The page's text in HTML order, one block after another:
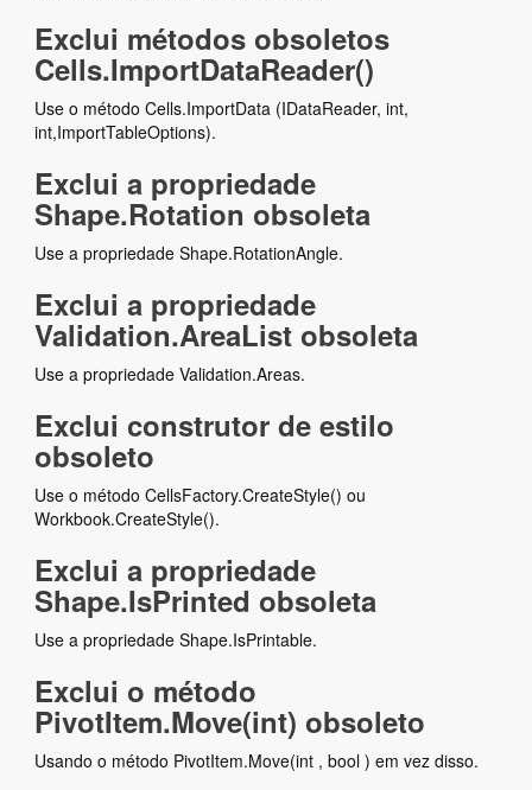
Exclui métodos obsoletos
Cells.ImportDataReader()
Use o método Cells.ImportData (IDataReader, int,
int,ImportTableOptions).
Exclui a propriedade
Shape.Rotation obsoleta
Use a propriedade Shape.RotationAngle.
Exclui a propriedade
Validation.AreaList obsoleta
Use a propriedade Validation.Areas.
Exclui construtor de estilo
obsoleto
Use o método CellsFactory.CreateStyle() ou
Workbook.CreateStyle().
Exclui a propriedade
Shape.IsPrinted obsoleta
Use a propriedade Shape.IsPrintable.
Exclui o método
PivotItem.Move(int) obsoleto
Usando o método PivotItem.Move(int , bool ) em vez disso.